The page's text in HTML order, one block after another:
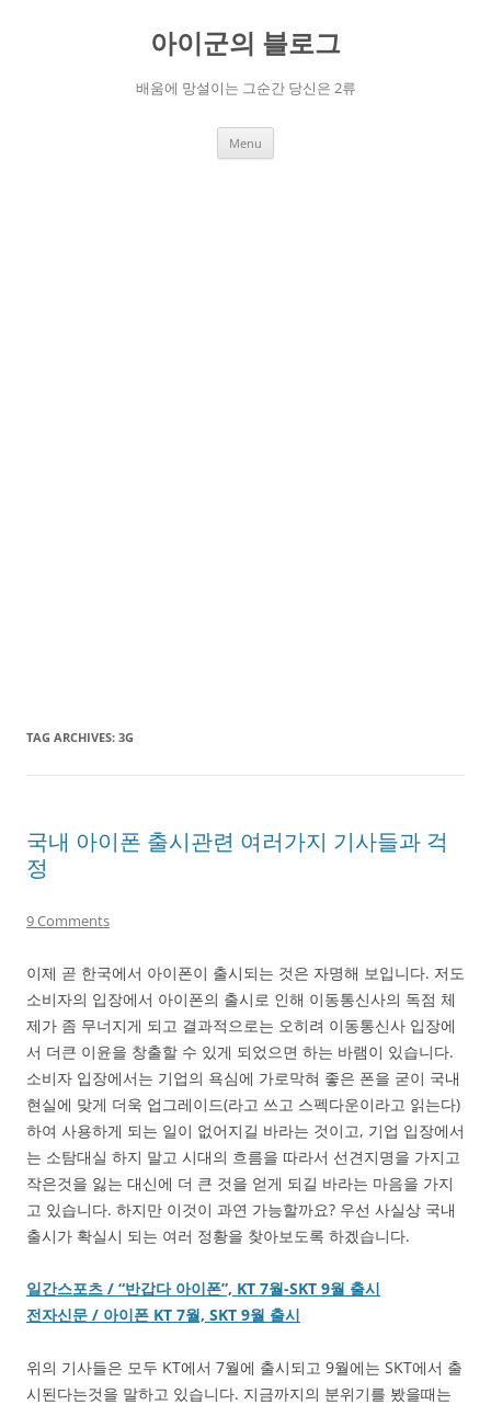
아이군의 블로그
배움에 망설이는 그순간 당신은 2류
Menu
TAG ARCHIVES: 3G
국내 아이폰 출시관련 여러가지 기사들과 걱
정
9 Comments
이제 곧 한국에서 아이폰이 출시되는 것은 자명해 보입니다. 저도
소비자의 입장에서 아이폰의 출시로 인해 이동통신사의 독점 체
제가 좀 무너지게 되고 결과적으로는 오히려 이동통신사 입장에
서 더큰 이윤을 창출할 수 있게 되었으면 하는 바램이 있습니다.
소비자 입장에서는 기업의 욕심에 가로막혀 좋은 폰을 굳이 국내
현실에 맞게 더욱 업그레이드(라고 쓰고 스펙다운이라고 읽는다)
하여 사용하게 되는 일이 없어지길 바라는 것이고, 기업 입장에서
는 소탐대실 하지 말고 시대의 흐름을 따라서 선견지명을 가지고
작은것을 잃는 대신에 더 큰 것을 얻게 되길 바라는 마음을 가지
고 있습니다. 하지만 이것이 과연 가능할까요? 우선 사실상 국내
출시가 확실시 되는 여러 정황을 찾아보도록 하겠습니다.
일간스포츠 / “반갑다 아이폰”, KT 7월-SKT 9월 출시
전자신문 / 아이폰 KT 7월, SKT 9월 출시
위의 기사들은 모두 KT에서 7월에 출시되고 9월에는 SKT에서 출
시된다는것을 말하고 있습니다. 지금까지의 분위기를 봤을때는